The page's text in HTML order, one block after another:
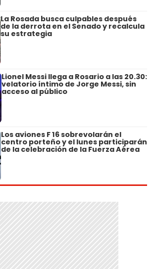
La Rosada busca culpables después
de la derrota en el Senado y recalcula
su estrategia
Lionel Messi llega a Rosario a las 20.30:
velatorio íntimo de Jorge Messi, sin
acceso al público
Los aviones F 16 sobrevolarán el
centro porteño y el lunes participarán
de la celebración de la Fuerza Aérea